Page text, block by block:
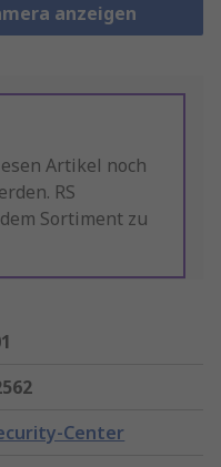
anzeigen
Artikel noch
RS
Sortiment zu
Center